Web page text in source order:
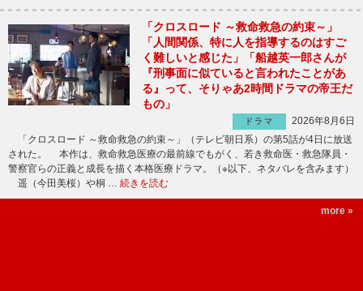
「クロスロード ～救命救急の約束～」
「人間関係、特に人を指導するのはすご
く難しいと感じた」「船越英一郎さんが
『刑事面に似ていると言われたことがあ
る』って、そりゃあ2時間ドラマの帝王だ
もの」
ドラマ
2026年8月6日
「クロスロード ～救命救急の約束～」（テレビ朝日系）の第5話が4日に放送
された。 本作は、救命救急医療の最前線でもがく、若き救命医・救急隊員・
警察官らの正義と成長を描く本格医療ドラマ。（※以下、ネタバレを含みます）
遥（今田美桜）や桐 … 続きを読む
more »